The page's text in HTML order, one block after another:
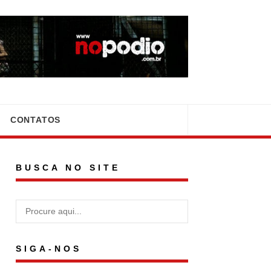
CONTATOS
BUSCA NO SITE
SIGA-NOS